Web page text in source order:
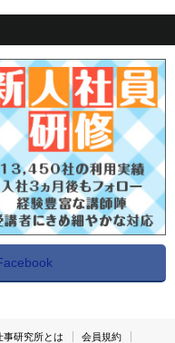
事研究所とは 会員規約